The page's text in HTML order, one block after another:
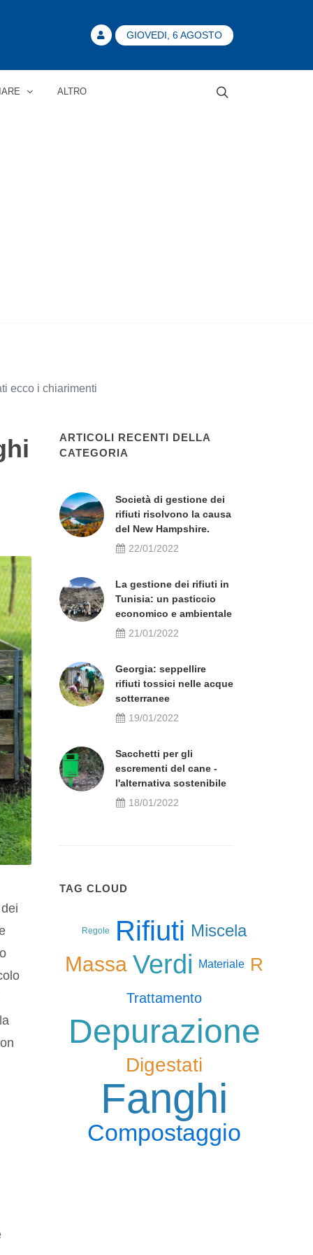
GIOVEDI, 6 AGOSTO
ALTRO
ecco i chiarimenti
ARTICOLI RECENTI DELLA
CATEGORIA
Società di gestione dei
rifiuti risolvono la causa
del New Hampshire.
22/01/2022
La gestione dei rifiuti in
Tunisia: un pasticcio
economico e ambientale
21/01/2022
Georgia: seppellire
rifiuti tossici nelle acque
sotterranee
19/01/2022
Sacchetti per gli
escrementi del cane -
l'alternativa sostenibile
18/01/2022
TAG CLOUD
Regole Rifiuti Miscela
Massa Verdi Materiale R
Trattamento
Depurazione
Digestati
Fanghi
Compostaggio